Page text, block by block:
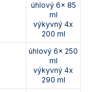
úhlový 6x 85
ml
výkyvný 4x
200 ml
úhlový 6x 250
ml
výkyvný 4x
290 ml